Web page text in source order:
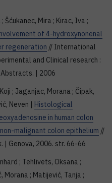
Šćukanec, Mira ; Kirac, Iva ;
of 4-hydroxynonenal
regeneration // International
and Clinical research :
Abstracts. | 2006
; Jaganjac, Morana ; Čipak,
Neven | Histological
in human colon
malignant colon epithelium //
| Genova, 2006. str. 66-66
; Tehlivets, Oksana ;
Morana ; Matijević, Tanja ;